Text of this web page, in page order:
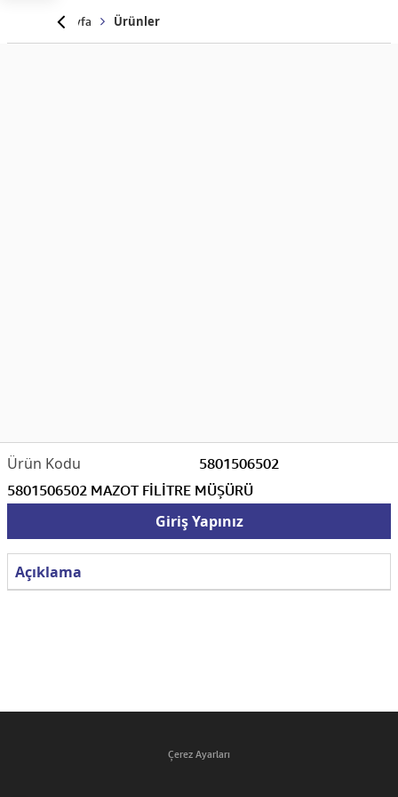
Anasayfa Ürünler
5801506502
5801506502 MAZOT FİLİTRE MÜŞÜRÜ
Giriş Yapınız
Açıklama
Çerez Ayarları